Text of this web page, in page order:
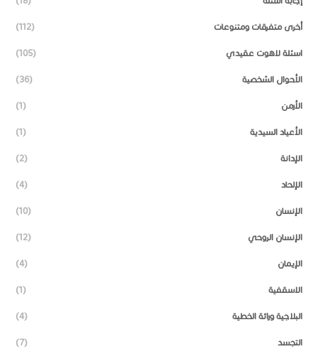
أخرى متفرقات ومتنوعات (112)
اسئلة لاهوت عقيدي (105)
الأحوال الشخصية (36)
الأرمن (1)
الأعياد السيدية (1)
الإدانة (2)
الإلحاد (4)
الإنسان (10)
الإنسان الروحي (12)
الإيمان (4)
الاسقفية (1)
البلاجية وراثة الخطية (4)
التجسد (7)